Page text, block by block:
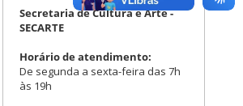
Secretaria de Cultura e Arte -
SECARTE
Horário de atendimento:
De segunda a sexta-feira das 7h
às 19h